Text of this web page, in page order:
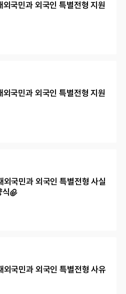
국민과 외국인 특별전형 지원
국민과 외국인 특별전형 지원
국민과 외국인 특별전형 사실
식
국민과 외국인 특별전형 사유